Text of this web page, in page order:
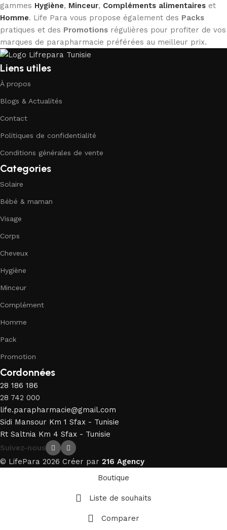
gammes Hygiène, Minceur, Compléments alimentaires et
Homme. Life Para vous propose également des Packs
pratiques et des Promotions régulières pour profiter de vos
marques de parapharmacie préférées au meilleur prix.
Liens utiles
À propos
Blogs & Actualités
Contact
Politiques de confidentialité
Conditions générales de vente
Categories
Solaire
Bébé & maman
Visage
Corps
Cheveux
Hygiène
Minceur
Complément
Homme
Pack
Promotion
Cordonnées
28 186 186
28 742 000
life.parapharmacie@gmail.com
Sidi Mansour Km 1 Sfax - Tunisie
Rt Saltnia Km 4 Sfax - Tunisie
Suivez-nous
© LifePara 2026 Créer par 216 Agency
Boutique
Liste de souhaits
Comparer